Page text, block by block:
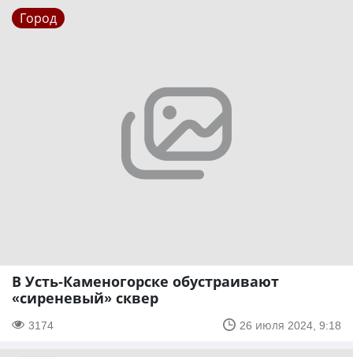
Город
В Усть-Каменогорске обустраивают
«сиреневый» сквер
3174 26 июля 2024, 9:18